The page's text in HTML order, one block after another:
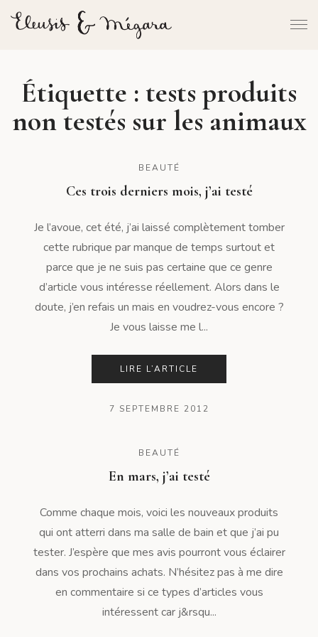
Étiquette : tests produits
non testés sur les animaux
BEAUTÉ
Ces trois derniers mois, j’ai testé
Je l’avoue, cet été, j’ai laissé complètement tomber
cette rubrique par manque de temps surtout et
parce que je ne suis pas certaine que ce genre
d’article vous intéresse réellement. Alors dans le
doute, j’en refais un mais en voudrez-vous encore ?
Je vous laisse me l...
LIRE L’ARTICLE
7 SEPTEMBRE 2012
BEAUTÉ
En mars, j’ai testé
Comme chaque mois, voici les nouveaux produits
qui ont atterri dans ma salle de bain et que j’ai pu
tester. J’espère que mes avis pourront vous éclairer
dans vos prochains achats. N’hésitez pas à me dire
en commentaire si ce types d’articles vous
intéressent car j&rsqu...